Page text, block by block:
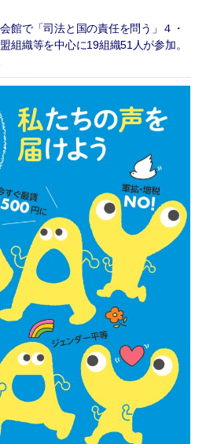
館で「司法と国の責任を問う」４・
組織等を中心に19組織51人が参加。